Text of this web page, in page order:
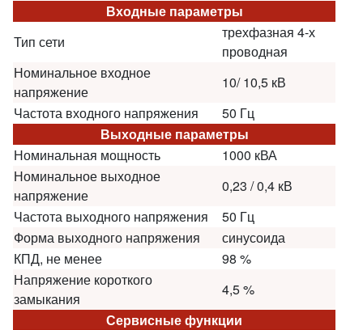
Входные параметры
Тип сети
трехфазная 4-х
проводная
Номинальное входное
напряжение
10/ 10,5 кВ
Частота входного напряжения
50 Гц
Выходные параметры
Номинальная мощность
1000 кВА
Номинальное выходное
напряжение
0,23 / 0,4 кВ
Частота выходного напряжения
50 Гц
Форма выходного напряжения
синусоида
КПД, не менее
98 %
Напряжение короткого
замыкания
4,5 %
Сервисные функции